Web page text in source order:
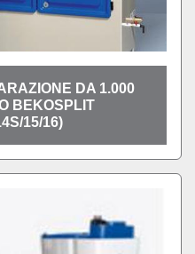
DA 1.000
BEKOSPLIT
15/16)